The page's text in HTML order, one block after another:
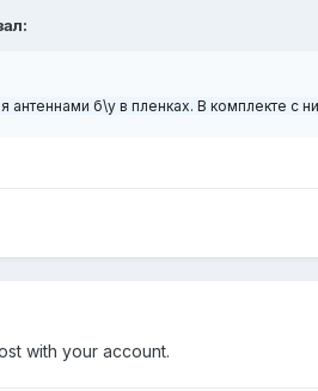
антеннами б\у в пленках. В комплекте с
with your account.